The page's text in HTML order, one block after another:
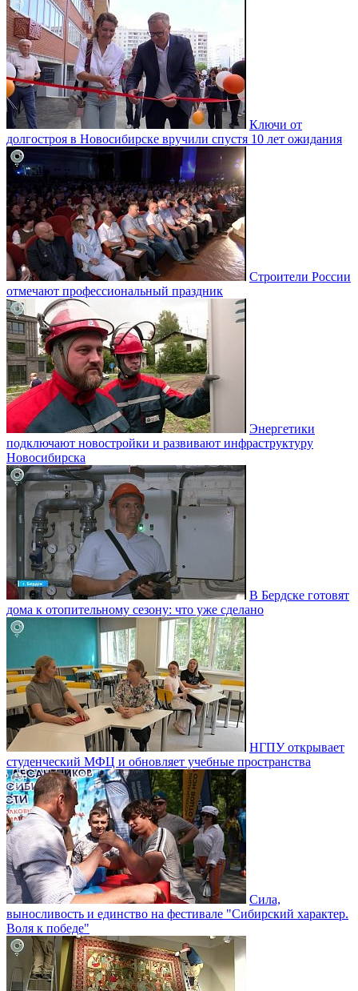
Ключи от
долгостроя в Новосибирске вручили спустя 10 лет ожидания
Строители России
отмечают профессиональный праздник
Энергетики
подключают новостройки и развивают инфраструктуру
Новосибирска
В Бердске готовят
дома к отопительному сезону: что уже сделано
НГПУ открывает
студенческий МФЦ и обновляет учебные пространства
Сила,
выносливость и единство на фестивале "Сибирский характер.
Воля к победе"